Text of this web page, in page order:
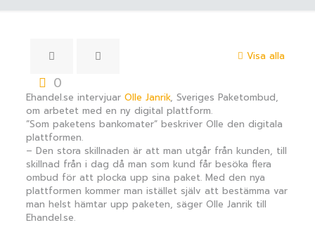
Visa alla
0
Ehandel.se intervjuar Olle Janrik, Sveriges Paketombud,
om arbetet med en ny digital plattform.
”Som paketens bankomater” beskriver Olle den digitala
plattformen.
– Den stora skillnaden är att man utgår från kunden, till
skillnad från i dag då man som kund får besöka flera
ombud för att plocka upp sina paket. Med den nya
plattformen kommer man istället själv att bestämma var
man helst hämtar upp paketen, säger Olle Janrik till
Ehandel.se.